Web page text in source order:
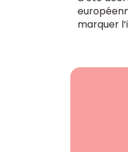
marquer